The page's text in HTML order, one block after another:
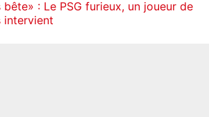
bête» : Le PSG furieux, un joueur de
intervient